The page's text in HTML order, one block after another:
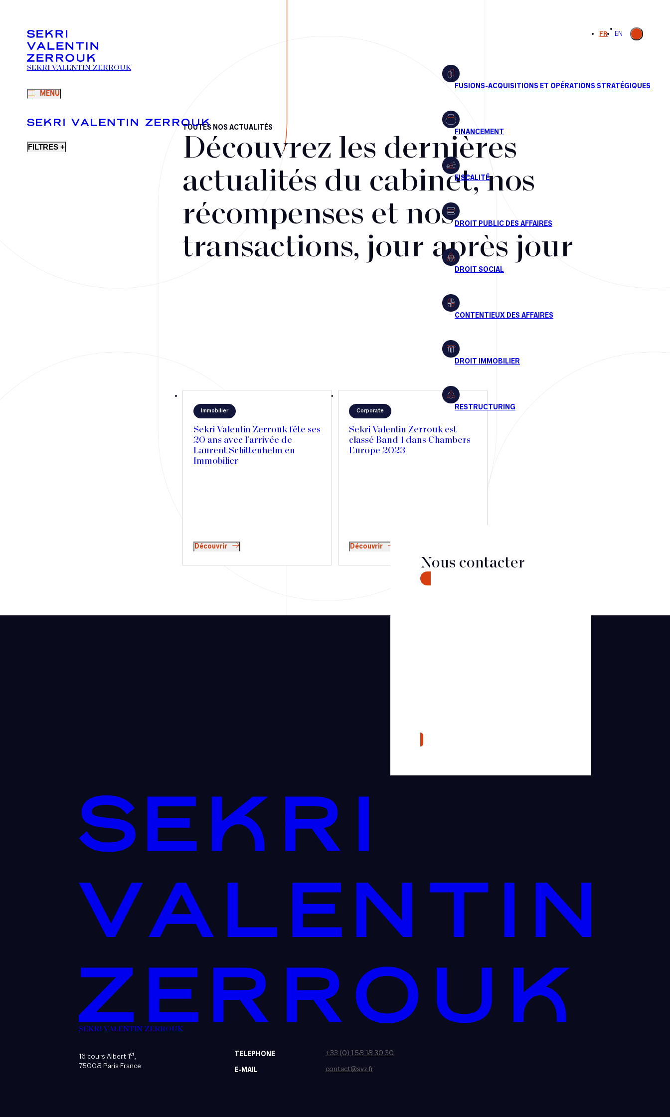
MENU
SEKRI VALENTIN ZERROUK
FR EN
Ouvrir la
recherche
FILTRES +
TOUTES NOS ACTUALITÉS
Découvrez les dernières
actualités du cabinet, nos
récompenses et nos
transactions, jour après jour
Immobilier
Sekri Valentin Zerrouk fête ses
20 ans avec l’arrivée de
Laurent Schittenhelm en
Immobilier
Découvrir
Corporate
Sekri Valentin Zerrouk est
classé Band 1 dans Chambers
Europe 2023
Découvrir
Nous contacter
CONTACT
SEKRI VALENTIN ZERROUK
16 cours Albert 1er,
75008 Paris France
TELEPHONE +33 (0) 1 58 18 30 30
E-MAIL contact@svz.fr